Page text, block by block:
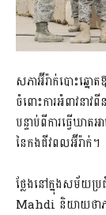
សភាអ៊ីរ៉ាក់បោះឆ្ន
ចំពោះការអំពាវនាវ
បន្ទាប់ពីការធ្វើឃា
នៃកងជីវពលអ៊ីរ៉ាក់។
ថ្លែងនៅក្នុងសម័យប្
Mahdi និយាយថាភ